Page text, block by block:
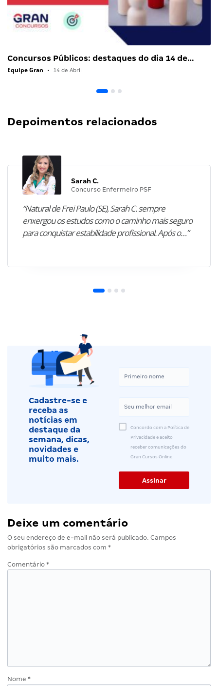
Concursos Públicos: destaques do dia 14 de…
Equipe Gran • 14 de Abril
Depoimentos relacionados
Sarah C.
Concurso Enfermeiro PSF
“Natural de Frei Paulo (SE), Sarah C. sempre
enxergou os estudos como o caminho mais seguro
para conquistar estabilidade profissional. Após o…”
Cadastre-se e
receba as
notícias em
destaque da
semana, dicas,
novidades e
muito mais.
Concordo com a Política de
Privacidade e aceito
receber comunicações do
Gran Cursos Online.
Deixe um comentário
O seu endereço de e-mail não será publicado. Campos
obrigatórios são marcados com *
Comentário *
Nome *